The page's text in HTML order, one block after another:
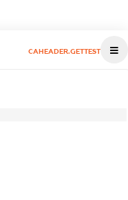
CAHEADER.GETTEST